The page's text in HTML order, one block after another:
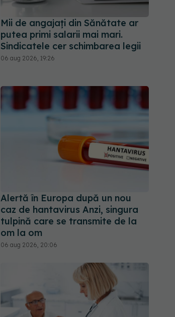
Mii de angajați din Sănătate ar
putea primi salarii mai mari.
Sindicatele cer schimbarea legii
06 aug 2026, 19:26
Alertă în Europa după un nou
caz de hantavirus Anzi, singura
tulpină care se transmite de la
om la om
06 aug 2026, 20:06